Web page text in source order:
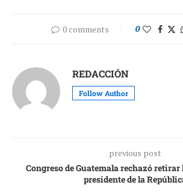
0 comments 0
REDACCIÓN
Follow Author
previous post
Congreso de Guatemala rechazó
presidente de la